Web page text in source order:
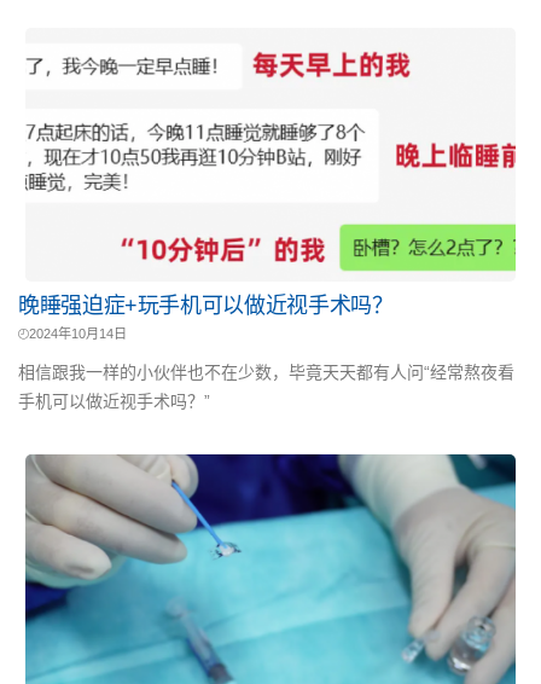
晚睡强迫症+玩手机可以做近视手术吗？
2024年10月14日
相信跟我一样的小伙伴也不在少数，毕竟天天都有人问“经常熬夜看
手机可以做近视手术吗？”